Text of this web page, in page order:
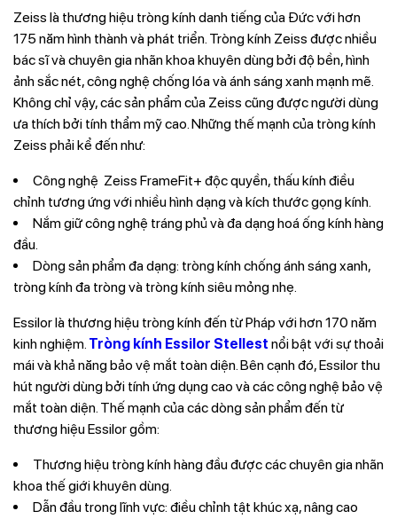
Zeiss là thương hiệu tròng kính danh tiếng của Đức với hơn
175 năm hình thành và phát triển. Tròng kính Zeiss được nhiều
bác sĩ và chuyên gia nhãn khoa khuyên dùng bởi độ bền, hình
ảnh sắc nét, công nghệ chống lóa và ánh sáng xanh mạnh mẽ.
Không chỉ vậy, các sản phẩm của Zeiss cũng được người dùng
ưa thích bởi tính thẩm mỹ cao. Những thế mạnh của tròng kính
Zeiss phải kể đến như:
Công nghệ Zeiss FrameFit+ độc quyền, thấu kính điều
chỉnh tương ứng với nhiều hình dạng và kích thước gọng kính.
Nắm giữ công nghệ tráng phủ và đa dạng hoá ống kính hàng
đầu.
Dòng sản phẩm đa dạng: tròng kính chống ánh sáng xanh,
tròng kính đa tròng và tròng kính siêu mỏng nhẹ.
Essilor là thương hiệu tròng kính đến từ Pháp với hơn 170 năm
kinh nghiệm. Tròng kính Essilor Stellest nổi bật với sự thoải
mái và khả năng bảo vệ mắt toàn diện. Bên cạnh đó,Essilor thu
hút người dùng bởi tính ứng dụng cao và các công nghệ bảo vệ
mắt toàn diện. Thế mạnh của các dòng sản phẩm đến từ
thương hiệu Essilor gồm:
Thương hiệu tròng kính hàng đầu được các chuyên gia nhãn
khoa thế giới khuyên dùng.
Dẫn đầu trong lĩnh vực: điều chỉnh tật khúc xạ, nâng cao